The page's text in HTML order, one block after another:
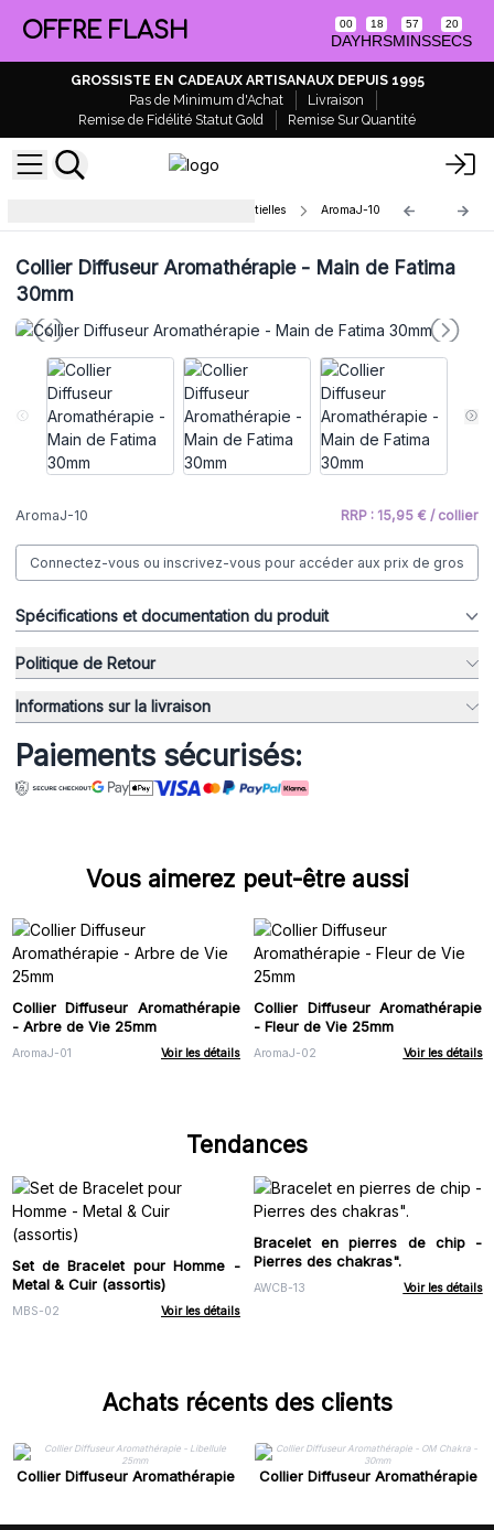
OFFRE FLASH 00
DAY
18
HRS
57
MINS
20
SECS
GROSSISTE EN CADEAUX ARTISANAUX DEPUIS 1995
Pas de Minimum d'Achat
Livraison
Remise de Fidélité Statut Gold
Remise Sur Quantité
Colliers Diffuseurs d'Huiles Essentielles AromaJ-10
Collier Diffuseur Aromathérapie - Main de Fatima
30mm
AromaJ-10 RRP : 15,95 € / collier
Connectez-vous ou inscrivez-vous pour accéder aux prix de gros
Spécifications et documentation du produit
Politique de Retour
Informations sur la livraison
Paiements sécurisés:
Vous aimerez peut-être aussi
Collier Diffuseur Aromathérapie
- Arbre de Vie 25mm
AromaJ-01 Voir les détails
Collier Diffuseur Aromathérapie
- Fleur de Vie 25mm
AromaJ-02 Voir les détails
Tendances
Set de Bracelet pour Homme -
Metal & Cuir (assortis)
MBS-02 Voir les détails
Bracelet en pierres de chip -
Pierres des chakras".
AWCB-13 Voir les détails
Achats récents des clients
Collier Diffuseur Aromathérapie
Collier Diffuseur Aromathérapie